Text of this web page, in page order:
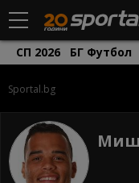
СП 2026 БГ Футбол
Sportal.bg